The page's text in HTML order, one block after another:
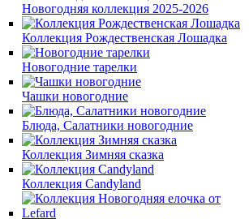
Новогодняя коллекция 2025-2026
Коллекция Рождественская Лошадка
Новогодние тарелки
Чашки новогодние
Блюда, Салатники новогодние
Коллекция Зимняя сказка
Коллекция Candyland